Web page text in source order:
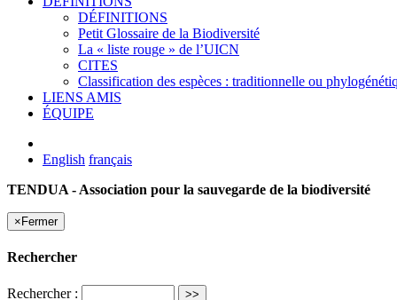
DÉFINITIONS
Petit Glossaire de la Biodiversité
La « liste rouge » de l’UICN
CITES
Classification des espèces : traditionnelle ou
LIENS AMIS
ÉQUIPE
English français
TENDUA - Association pour la sauvegarde de la biodiversité
× Fermer
Rechercher
Rechercher :